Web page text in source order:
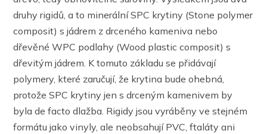
druhy rigidů, a to minerální SPC krytiny (Stone polymer
composit) s jádrem z drceného kameniva nebo
dřevěné WPC podlahy (Wood plastic composit) s
dřevitým jádrem. K tomuto základu se přidávají
polymery, které zaručují, že krytina bude ohebná,
protože SPC krytiny jen s drceným kamenivem by
byla de facto dlažba. Rigidy jsou vyráběny ve stejném
formátu jako vinyly, ale neobsahují PVC, ftaláty ani